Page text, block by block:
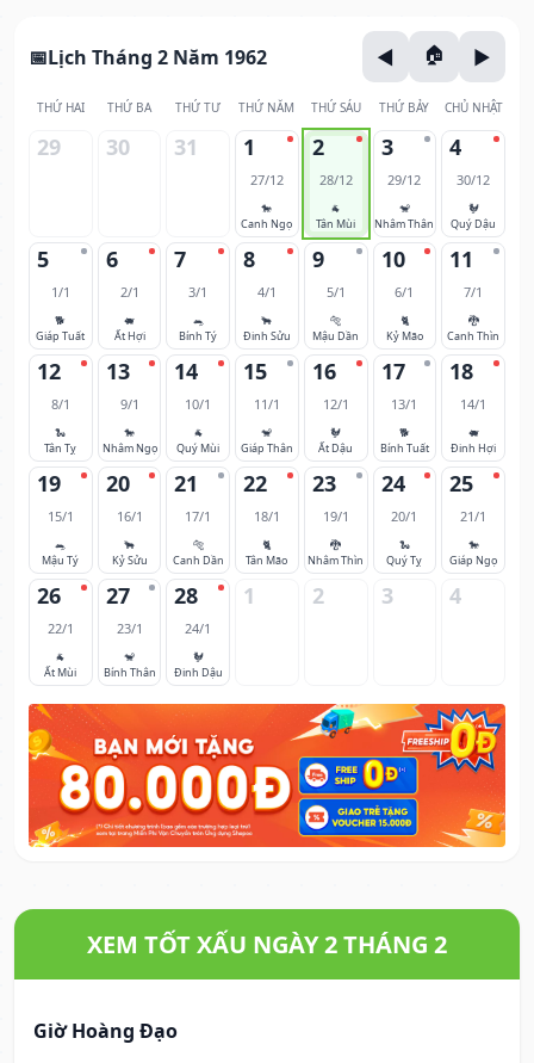
Lịch Tháng 2 Năm 1962
THỨ HAI THỨ BA THỨ TƯ THỨ NĂM THỨ SÁU THỨ BẢY CHỦ NHẬT
29 30 31 1
27/12
🐎
Canh Ngọ
2
28/12
🐐
Tân Mùi
3
29/12
🐒
Nhâm Thân
4
30/12
🐓
Quý Dậu
5
1/1
🐕
Giáp Tuất
6
2/1
🐖
Ất Hợi
7
3/1
🐀
Bính Tý
8
4/1
🐂
Đinh Sửu
9
5/1
🐅
Mậu Dần
10
6/1
🐈
Kỷ Mão
11
7/1
🐉
Canh Thìn
12
8/1
🐍
Tân Tỵ
13
9/1
🐎
Nhâm Ngọ
14
10/1
🐐
Quý Mùi
15
11/1
🐒
Giáp Thân
16
12/1
🐓
Ất Dậu
17
13/1
🐕
Bính Tuất
18
14/1
🐖
Đinh Hợi
19
15/1
🐀
Mậu Tý
20
16/1
🐂
Kỷ Sửu
21
17/1
🐅
Canh Dần
22
18/1
🐈
Tân Mão
23
19/1
🐉
Nhâm Thìn
24
20/1
🐍
Quý Tỵ
25
21/1
🐎
Giáp Ngọ
26
22/1
🐐
Ất Mùi
27
23/1
🐒
Bính Thân
28
24/1
🐓
Đinh Dậu
1 2 3 4
XEM TỐT XẤU NGÀY 2 THÁNG 2
Giờ Hoàng Đạo